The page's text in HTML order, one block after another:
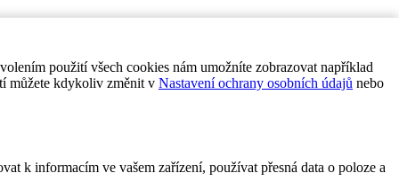
použití všech cookies nám umožníte zobrazovat například
můžete kdykoliv změnit v Nastavení ochrany osobních údajů nebo
k informacím ve vašem zařízení, používat přesná data o poloze a